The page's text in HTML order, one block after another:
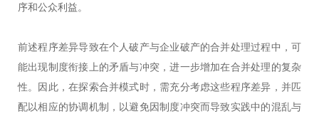
序和公众利益。
前述程序差异导致在个人破产与企业破产的合并处理过程中，可
能出现制度衔接上的矛盾与冲突，进一步增加在合并处理的复杂
性。因此，在探索合并模式时，需充分考虑这些程序差异，并匹
配以相应的协调机制，以避免因制度冲突而导致实践中的混乱与